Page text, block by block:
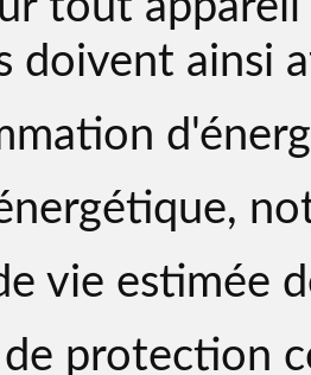
doivent ainsi
vie estimée
protection